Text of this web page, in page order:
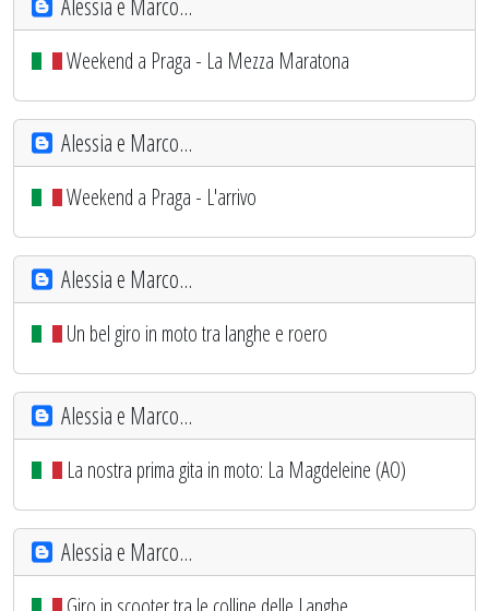
Weekend a Praga - La Mezza Maratona
Alessia e Marco...
Weekend a Praga - L'arrivo
Alessia e Marco...
Un bel giro in moto tra langhe e roero
Alessia e Marco...
La nostra prima gita in moto: La Magdeleine (AO)
Alessia e Marco...